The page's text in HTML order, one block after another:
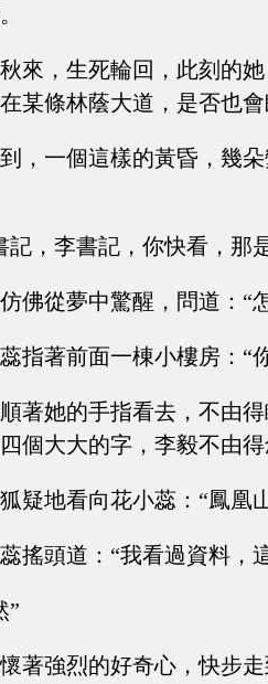
來，生死輪回，此刻的
某條林蔭大道，是否也
，一個這樣的黃昏，幾
記，李書記，你快看，那
佛從夢中驚醒，問道：“
指著前面一棟小樓房：“
著她的手指看去，不由
個大大的字，李毅不由
疑地看向花小蕊：“鳳凰
搖頭道：“我看過資料，
”
著強烈的好奇心，快步